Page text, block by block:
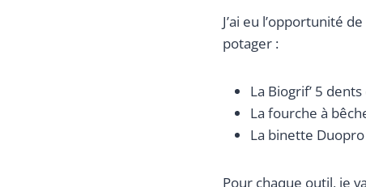
J’ai eu l’opportunité
potager :
La Biogrif’ 5
La fourche à
La binette
Pour chaque outil, je